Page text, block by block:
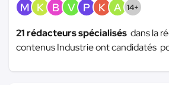
M K B V P K A 14+
21 rédacteurs spécialisés dans la
contenus Industrie ont candidatés